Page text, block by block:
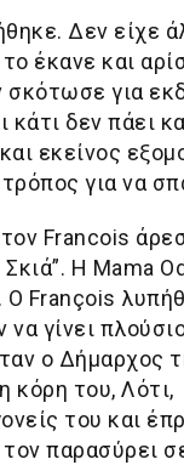
Δεν είχε
έκανε και
για
κάτι δεν πάει
εκείνος
για να
Francois
Η Mama
Ο François
γίνει
ο Δήμαρχος
του,
του και
παρασύρει